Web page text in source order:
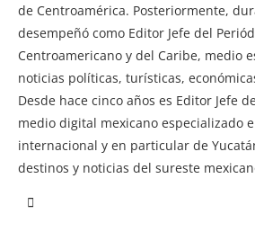
de Centroamérica. Posteriormente,
desempeñó como Editor Jefe del
Centroamericano y del Caribe, medio
noticias políticas, turísticas,
Desde hace cinco años es Editor Jefe
medio digital mexicano especializado
internacional y en particular de
destinos y noticias del sureste